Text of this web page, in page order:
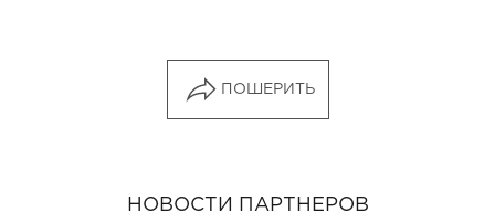
ПОШЕРИТЬ
НОВОСТИ ПАРТНЕРОВ